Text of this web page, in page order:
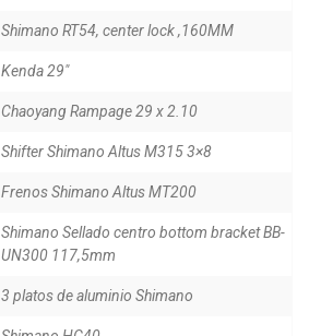
Shimano RT54, center lock ,160MM
Kenda 29"
Chaoyang Rampage 29 x 2.10
Shifter Shimano Altus M315 3×8
Frenos Shimano Altus MT200
Shimano Sellado centro bottom bracket BB-
UN300 117,5mm
3 platos de aluminio Shimano